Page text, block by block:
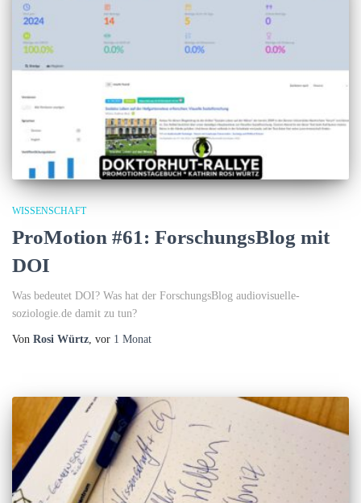
WISSENSCHAFT
ProMotion #61: ForschungsBlog mit
DOI
Was bedeutet DOI? Was hat der ForschungsBlog audiovisuelle-
soziologie.de damit zu tun?
Von Rosi Würtz , vor 1 Monat